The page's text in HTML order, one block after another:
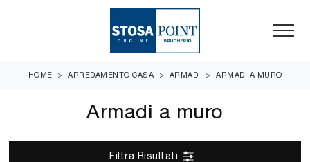
HOME > ARREDAMENTO CASA > ARMADI > ARMADI A MURO
Armadi a muro
Filtra Risultati